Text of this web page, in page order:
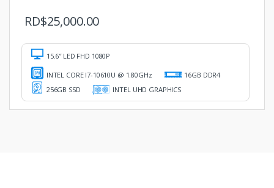
RD$25,000.00
15.6″ LED FHD 1080P
INTEL CORE I7-10610U @ 1.80GHz
16GB DDR4
256GB SSD
INTEL UHD GRAPHICS